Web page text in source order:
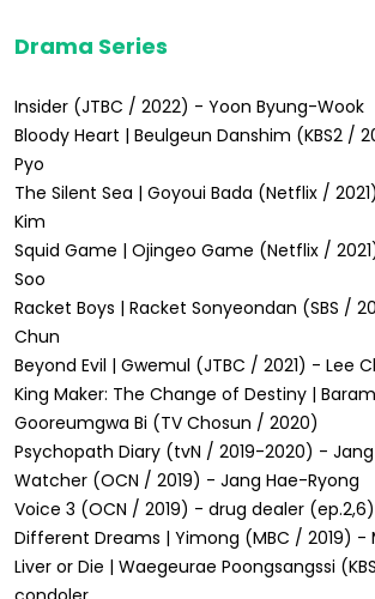
Drama Series
Insider (JTBC / 2022) - Yoon Byung-Wook
Bloody Heart | Beulgeun Danshim (KBS2 /
Pyo
The Silent Sea | Goyoui Bada (Netflix /
Kim
Squid Game | Ojingeo Game (Netflix /
Soo
Racket Boys | Racket Sonyeondan (SBS /
Chun
Beyond Evil | Gwemul (JTBC / 2021) - Lee
King Maker: The Change of Destiny |
Gooreumgwa Bi (TV Chosun / 2020)
Psychopath Diary (tvN / 2019-2020) -
Watcher (OCN / 2019) - Jang Hae-Ryong
Voice 3 (OCN / 2019) - drug dealer (ep.2,6)
Different Dreams | Yimong (MBC / 2019) -
Liver or Die | Waegeurae Poongsangssi